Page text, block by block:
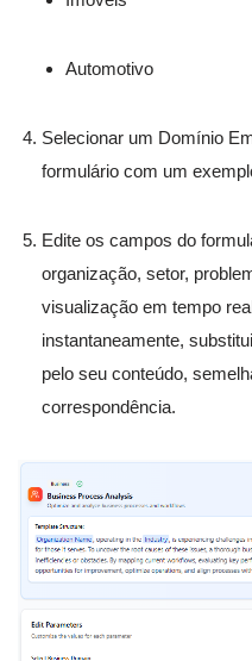
Automotivo
Selecionar um Domínio
formulário com um
Edite os campos do
organização, setor,
visualização em tempo
instantaneamente,
pelo seu conteúdo,
correspondência.